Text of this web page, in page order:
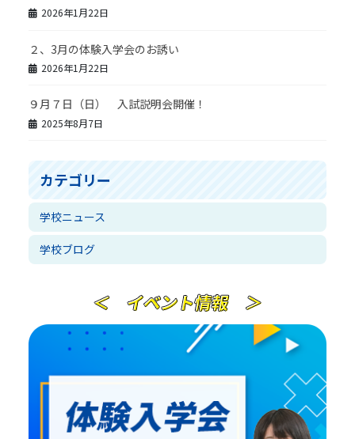
2026年1月22日
２、3月の体験入学会のお誘い
2026年1月22日
９月７日（日） 入試説明会開催！
2025年8月7日
カテゴリー
学校ニュース
学校ブログ